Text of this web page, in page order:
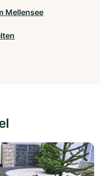
Mellensee